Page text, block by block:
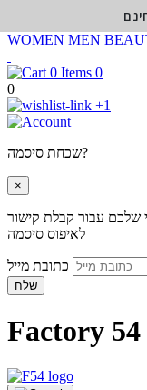
WOMEN MEN
0
0
+1
שכחת סיסמה?
×
שלכם עבור קבלת קישור
לאיפוס סיסמה
שלח
Factory 54